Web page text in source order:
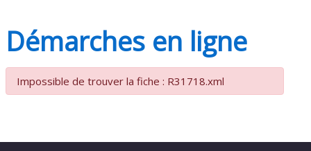
Démarches en ligne
Impossible de trouver la fiche : R31718.xml